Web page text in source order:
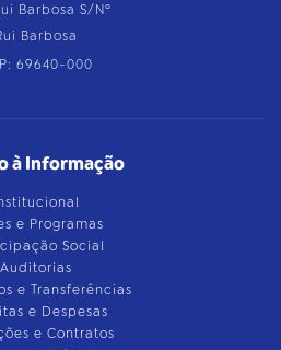
Barbosa S/Nº
Barbosa
69640-000
à Informação
e Programas
Social
Auditorias
e Transferências
e Despesas
e Contratos